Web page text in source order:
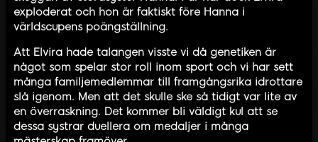
exploderat och hon är faktiskt före Hanna i
världscupens poängställning.
Att Elvira hade talangen visste vi då genetiken är
något som spelar stor roll inom sport och vi har sett
många familjemedlemmar till framgångsrika idrottare
slå igenom. Men att det skulle ske så tidigt var lite av
en överraskning. Det kommer bli väldigt kul att se
dessa systrar duellera om medaljer i många